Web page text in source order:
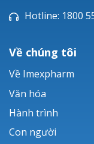
Bacsulfo®
Hotline: 1800
Về chúng tôi
Về Imexpharm
Văn hóa
Hành trình
Con người